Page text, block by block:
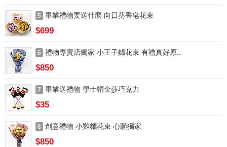
5 畢業禮物要送什麼 向日葵香皂花束
$699
6 禮物專賣店獨家 小王子麵花束 有禮真好原..
$850
7 畢業送禮物 學士帽金莎巧克力
$35
8 創意禮物 小雞麵花束 心願獨家
$850